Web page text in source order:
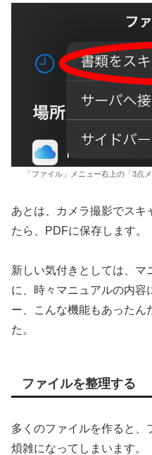
「ファイル」メニュー右上の「3点
あとは、カメラ撮影でスキ
たら、PDFに保存します。
新しい気付きとしては、マ
に、時々マニュアルの内容
ー、こんな機能もあったん
た。
ファイルを整理する
多くのファイルを作ると、
煩雑になってしまいます。